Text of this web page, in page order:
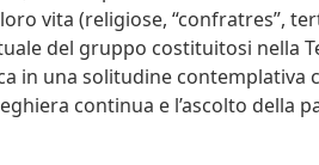
vita (religiose, “confratres”,
del gruppo costituitosi nella
in una solitudine contemplativa
continua e l’ascolto della